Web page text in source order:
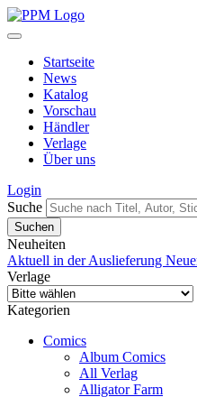
Startseite
News
Katalog
Vorschau
Händler
Verlage
Über uns
Login
Suche
Neuheiten
Aktuell in der Auslieferung
Verlage
Kategorien
Comics
Album Comics
All Verlag
Alligator Farm